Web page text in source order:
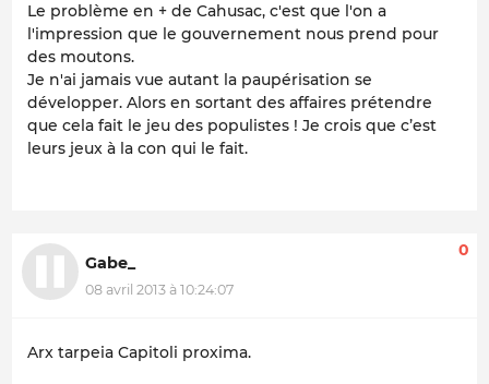
Le problème en + de Cahusac, c'est que l'on a
l'impression que le gouvernement nous prend pour
des moutons.
Je n'ai jamais vue autant la paupérisation se
développer. Alors en sortant des affaires prétendre
que cela fait le jeu des populistes ! Je crois que c’est
leurs jeux à la con qui le fait.
Gabe_
08 avril 2013 à 10:24:07
0
Arx tarpeia Capitoli proxima.